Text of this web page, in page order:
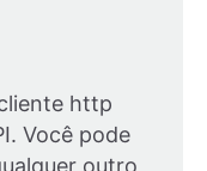
http
Você pode